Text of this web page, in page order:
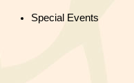
Special Events